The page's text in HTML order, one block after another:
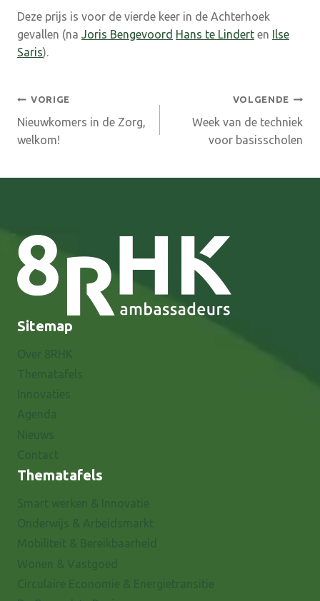
Deze prijs is voor de vierde keer in de Achterhoek
gevallen (na Joris Bengevoord Hans te Lindert en Ilse
Saris).
Bericht
navigatie
VORIGE
Nieuwkomers in de Zorg,
welkom!
VOLGENDE
Week van de techniek
voor basisscholen
Sitemap
Thematafels